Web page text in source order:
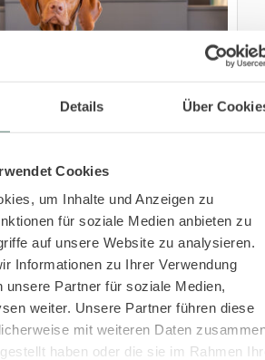
Details Über
Cookies
um Inhalte und Anzeigen zu
für soziale Medien anbieten zu
auf unsere Website zu analysieren.
Informationen zu Ihrer Verwendung
unsere Partner für soziale Medien,
weiter. Unsere Partner führen diese
mit weiteren Daten
haben oder die sie im Rahmen